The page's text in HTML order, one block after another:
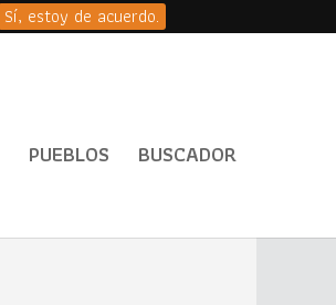
Sí, estoy de acuerdo.
PUEBLOS BUSCADOR